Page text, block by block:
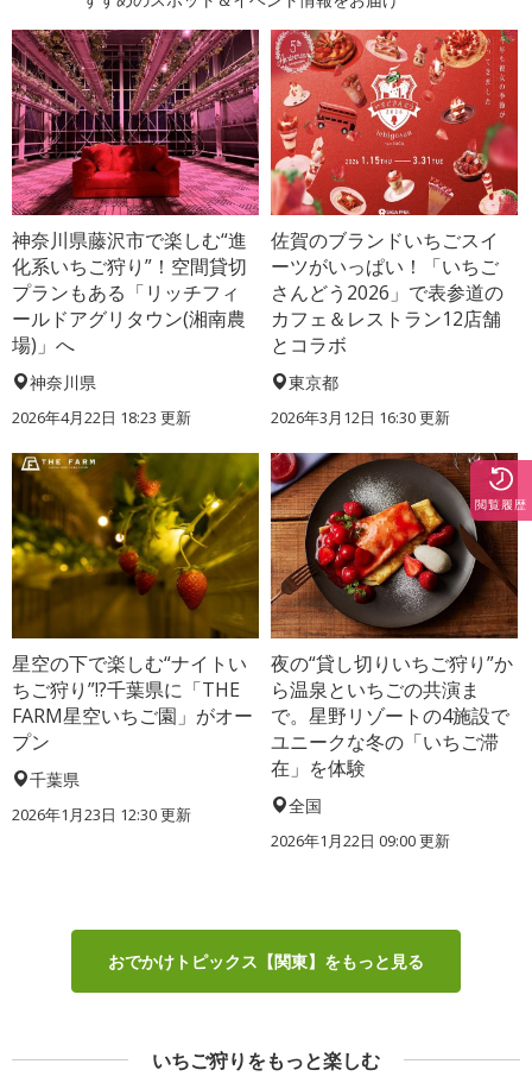
神奈川県藤沢市で楽しむ“進
化系いちご狩り”！空間貸切
プランもある「リッチフィ
ールドアグリタウン(湘南農
場)」へ
神奈川県
2026年4月22日 18:23 更新
佐賀のブランドいちごスイ
ーツがいっぱい！「いちご
さんどう2026」で表参道の
カフェ＆レストラン12店舗
とコラボ
東京都
2026年3月12日 16:30 更新
星空の下で楽しむ“ナイトい
ちご狩り”!?千葉県に「THE
FARM星空いちご園」がオー
プン
千葉県
2026年1月23日 12:30 更新
夜の“貸し切りいちご狩り”か
ら温泉といちごの共演ま
で。星野リゾートの4施設で
ユニークな冬の「いちご滞
在」を体験
全国
2026年1月22日 09:00 更新
おでかけトピックス【関東】をもっと見る
いちご狩りをもっと楽しむ
閲覧履歴